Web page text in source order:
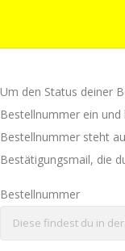
Um den Status deiner
Bestellnummer ein und
Bestellnummer steht
Bestätigungsmail, die
Bestellnummer